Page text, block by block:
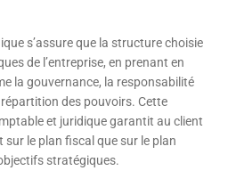
s’assure que la structure choisie
de l’entreprise, en prenant en
la gouvernance, la responsabilité
des pouvoirs. Cette
et juridique garantit au client
le plan fiscal que sur le plan
stratégiques.